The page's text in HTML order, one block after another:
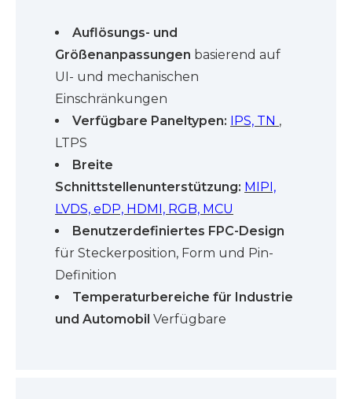
Auflösungs- und
Größenanpassungen basierend auf
UI- und mechanischen
Einschränkungen
Verfügbare Paneltypen:
IPS, TN ,
LTPS
Breite
Schnittstellenunterstützung: MIPI,
LVDS, eDP, HDMI, RGB, MCU
Benutzerdefiniertes FPC-Design
für Steckerposition, Form und Pin-
Definition
Temperaturbereiche für Industrie
und Automobil Verfügbare